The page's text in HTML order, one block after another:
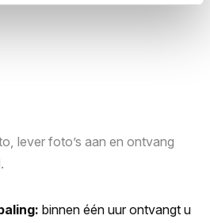
lever foto’s aan en ontvang
binnen één uur ontvangt u